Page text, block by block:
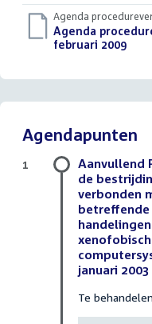
Agenda
Download
bestand:
Agenda
februari 2009(PDF)
Agendapunten
Aanvullend
de
verbonden
januari 2003
Te
1